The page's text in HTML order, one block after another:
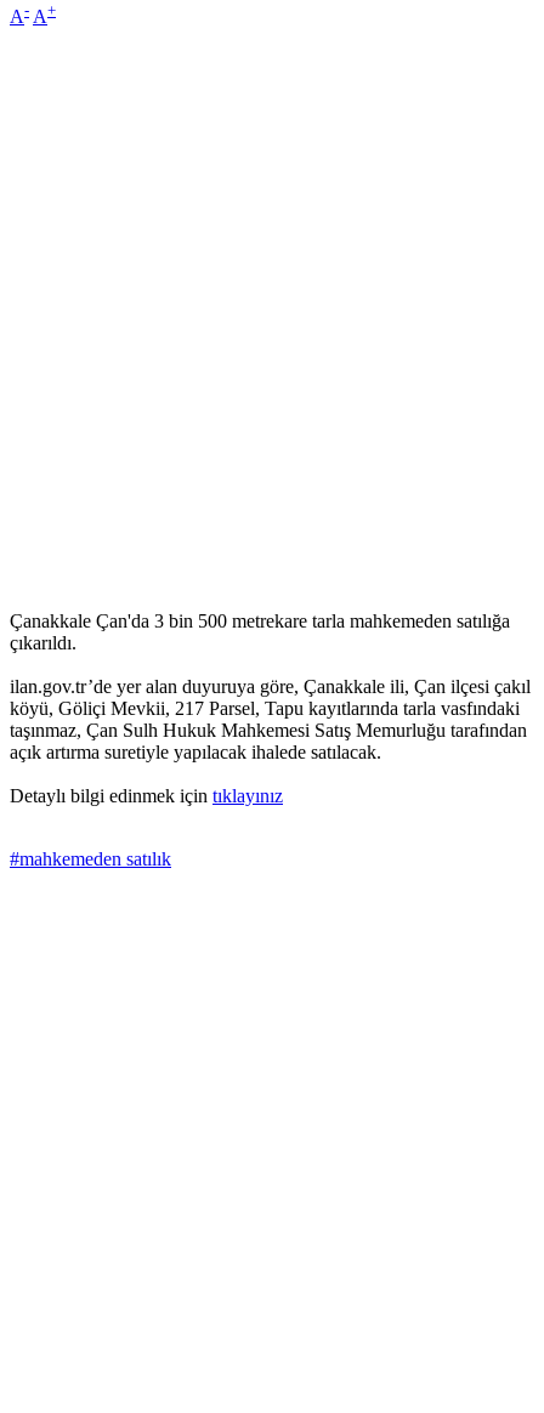
A- A+
Çanakkale Çan'da 3 bin 500 metrekare tarla mahkemeden satılığa
çıkarıldı.
ilan.gov.tr’de yer alan duyuruya göre, Çanakkale ili, Çan ilçesi çakıl
köyü, Göliçi Mevkii, 217 Parsel, Tapu kayıtlarında tarla vasfındaki
taşınmaz, Çan Sulh Hukuk Mahkemesi Satış Memurluğu tarafından
açık artırma suretiyle yapılacak ihalede satılacak.
Detaylı bilgi edinmek için tıklayınız
#mahkemeden satılık